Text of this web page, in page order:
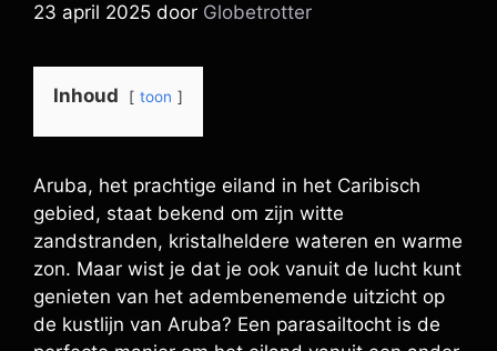
23 april 2025 door Globetrotter
Inhoud toon
Aruba, het prachtige eiland in het Caribisch
gebied, staat bekend om zijn witte
zandstranden, kristalheldere wateren en warme
zon. Maar wist je dat je ook vanuit de lucht kunt
genieten van het adembenemende uitzicht op
de kustlijn van Aruba? Een parasailtocht is de